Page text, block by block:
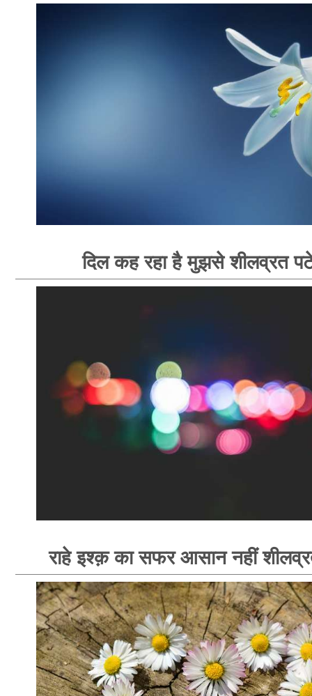
दिल कह रहा है मुझसे शीलव्रत
राहे इश्क़ का सफर आसान नहीं